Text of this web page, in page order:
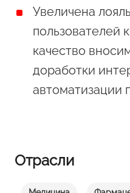
Увеличена
пользователей
качество
доработки
автоматизации
Отрасли